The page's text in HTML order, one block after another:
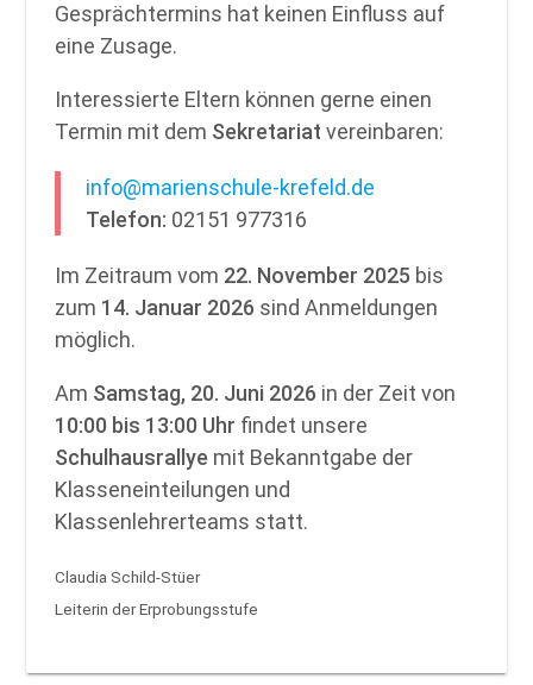
Gesprächtermins hat keinen Einfluss auf
eine Zusage.
Interessierte Eltern können gerne einen
Termin mit dem Sekretariat vereinbaren:
info@marienschule-krefeld.de
Telefon: 02151 977316
Im Zeitraum vom 22. November 2025 bis
zum 14. Januar 2026 sind Anmeldungen
möglich.
Am Samstag, 20. Juni 2026 in der Zeit von
10:00 bis 13:00 Uhr findet unsere
Schulhausrallye mit Bekanntgabe der
Klasseneinteilungen und
Klassenlehrerteams statt.
Claudia Schild-Stüer
Leiterin der Erprobungsstufe